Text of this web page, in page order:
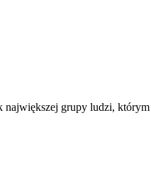
największej grupy ludzi,